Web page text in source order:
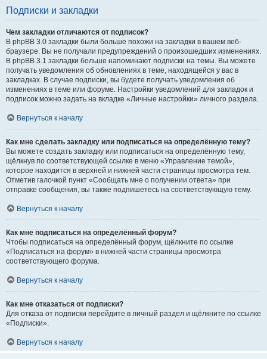
Подписки и закладки
Чем закладки отличаются от подписок?
В phpBB 3.0 закладки были больше похожи на закладки в вашем веб-
браузере. Вы не получали предупреждений о произошедших изменениях.
В phpBB 3.1 закладки больше напоминают подписки на темы. Вы можете
получать уведомления об обновлениях в теме, находящейся у вас в
закладках. В случае подписки, вы будете получать уведомления об
изменениях в теме или форуме. Настройки уведомлений для закладок и
подписок можно задать на вкладке «Личные настройки» личного раздела.
Вернуться к началу
Как мне сделать закладку или подписаться на определённую тему?
Вы можете создать закладку или подписаться на определённую тему,
щёлкнув по соответствующей ссылке в меню «Управление темой»,
которое находится в верхней и нижней части страницы просмотра тем.
Отметив галочкой пункт «Сообщать мне о получении ответа» при
отправке сообщения, вы также подпишетесь на соответствующую тему.
Вернуться к началу
Как мне подписаться на определённый форум?
Чтобы подписаться на определённый форум, щёлкните по ссылке
«Подписаться на форум» в нижней части страницы просмотра
соответствующего форума.
Вернуться к началу
Как мне отказаться от подписки?
Для отказа от подписки перейдите в личный раздел и щёлкните по ссылке
«Подписки».
Вернуться к началу